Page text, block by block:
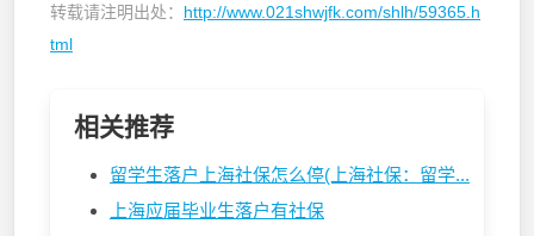
转载请注明出处： http://www.021shwjfk.com/shlh/59365.h
tml
相关推荐
留学生落户上海社保怎么停(上海社保：留学...
上海应届毕业生落户有社保